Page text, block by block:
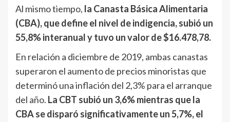
Al mismo tiempo, la Canasta Básica Alimentaria
(CBA), que define el nivel de indigencia, subió un
55,8% interanual y tuvo un valor de $16.478,78.
En relación a diciembre de 2019, ambas canastas
superaron el aumento de precios minoristas que
determinó una inflación del 2,3% para el arranque
del año. La CBT subió un 3,6% mientras que la
CBA se disparó significativamente un 5,7%, el